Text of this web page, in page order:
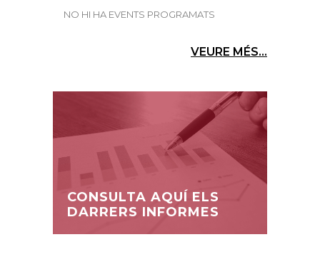
NO HI HA EVENTS PROGRAMATS
VEURE MÉS...
CONSULTA AQUÍ ELS
DARRERS INFORMES